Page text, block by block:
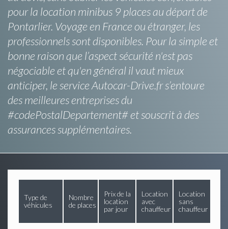
pour la location minibus 9 places au départ de
Pontarlier. Voyage en France ou étranger, les
professionnels sont disponibles. Pour la simple et
bonne raison que l’aspect sécurité n'est pas
négociable et qu'en général il vaut mieux
anticiper, le service Autocar-Drive.fr s’entoure
des meilleures entreprises du
#codePostalDepartement# et souscrit à des
assurances supplémentaires.
Type de
véhicules
Nombre
de places
Prix de la
location
par jour
Location
avec
chauffeur
Location
sans
chauffeur